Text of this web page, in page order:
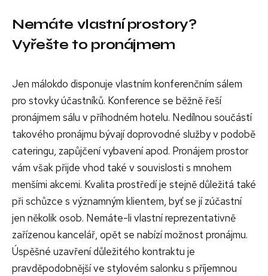
Nemáte vlastní prostory?
Vyřešte to pronájmem
Jen málokdo disponuje vlastním konferenčním sálem
pro stovky účastníků. Konference se běžně řeší
pronájmem sálu v příhodném hotelu. Nedílnou součástí
takového pronájmu bývají doprovodné služby v podobě
cateringu, zapůjčení vybavení apod. Pronájem prostor
vám však přijde vhod také v souvislosti s mnohem
menšími akcemi. Kvalita prostředí je stejně důležitá také
při schůzce s významným klientem, byť se jí zúčastní
jen několik osob. Nemáte-li vlastní reprezentativně
zařízenou kancelář, opět se nabízí možnost pronájmu.
Úspěšné uzavření důležitého kontraktu je
pravděpodobnější ve stylovém salonku s příjemnou